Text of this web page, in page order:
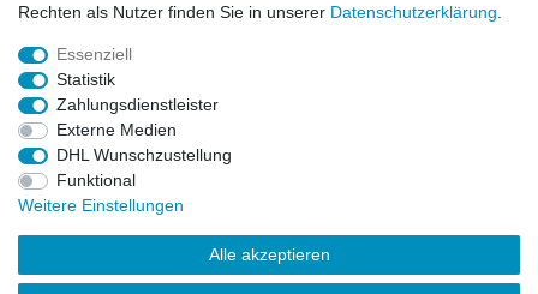
Handelsgesellschaft mbH.
Alle Markennamen, Warenzeichen sowie sämtliche Produktbilder
und Beschreibungen sind Eigentum Ihrer rechtmäßigen
Eigentümer und dienen hier nur der Beschreibung.
Preise nur für registrierte Händler, ansonsten zeigt der Shop 0,00
€
LEGO, das LEGO Logo, die Minifigur, DUPLO, LEGENDS OF
CHIMA, NINJAGO, BIONICLE, MINDSTORMS und MIXELS sind
urheberrechtlich geschützte Markenzeichen der LEGO Gruppe.
Rechten als Nutzer finden Sie in unserer Daten­schutz­erklärung
Essenziell
Statistik
Zahlungsdienstleister
Externe Medien
DHL Wunschzustellung
Funktional
Weitere Einstellungen
Alle akzeptieren